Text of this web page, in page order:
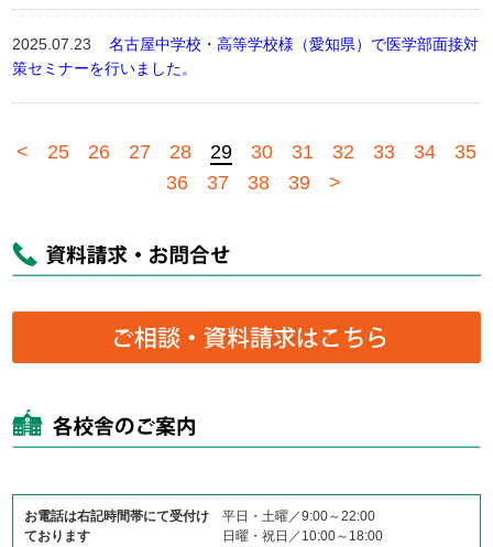
2025.07.23名古屋中学校・高等学校様（愛知県）で医学部面接対
策セミナーを行いました。
< 25 26 27 28 29 30 31 32 33 34
35
36
37 38 39 >
お電話は右記時間帯にて受付け
ております
平日・土曜／9:00～22:00
日曜・祝日／10:00～18:00